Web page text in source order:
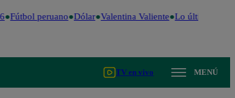
Fútbol peruano Dólar Valentina Valiente Lo último
TV en vivo MENÚ